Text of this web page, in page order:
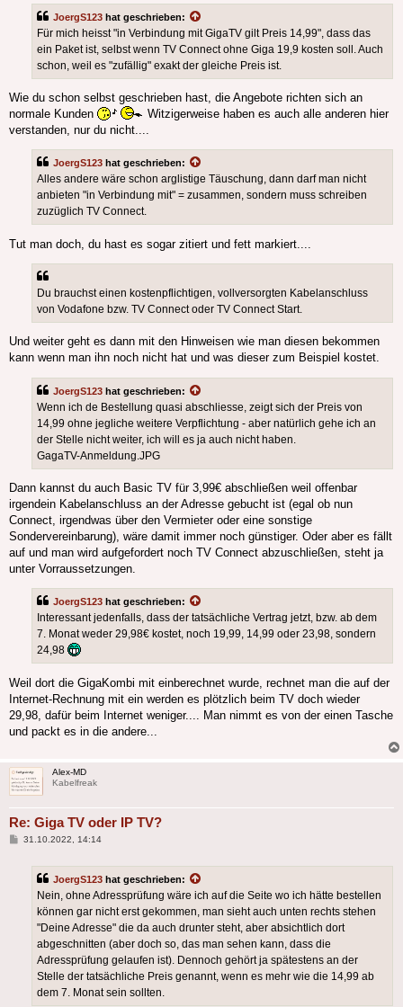
JoergS123 hat geschrieben:
Für mich heisst "in Verbindung mit GigaTV gilt Preis 14,99", dass das
ein Paket ist, selbst wenn TV Connect ohne Giga 19,9 kosten soll. Auch
schon, weil es "zufällig" exakt der gleiche Preis ist.
Wie du schon selbst geschrieben hast, die Angebote richten sich an
normale Kunden
Witzigerweise haben es auch alle anderen hier
verstanden, nur du nicht....
JoergS123 hat geschrieben:
Alles andere wäre schon arglistige Täuschung, dann darf man nicht
anbieten "in Verbindung mit" = zusammen, sondern muss schreiben
zuzüglich TV Connect.
Tut man doch, du hast es sogar zitiert und fett markiert....
Du brauchst einen kostenpflichtigen, vollversorgten Kabelanschluss
von Vodafone bzw. TV Connect oder TV Connect Start.
Und weiter geht es dann mit den Hinweisen wie man diesen bekommen
kann wenn man ihn noch nicht hat und was dieser zum Beispiel kostet.
JoergS123 hat geschrieben:
Wenn ich de Bestellung quasi abschliesse, zeigt sich der Preis von
14,99 ohne jegliche weitere Verpflichtung - aber natürlich gehe ich an
der Stelle nicht weiter, ich will es ja auch nicht haben.
GagaTV-Anmeldung.JPG
Dann kannst du auch Basic TV für 3,99€ abschließen weil offenbar
irgendein Kabelanschluss an der Adresse gebucht ist (egal ob nun
Connect, irgendwas über den Vermieter oder eine sonstige
Sondervereinbarung), wäre damit immer noch günstiger. Oder aber es fällt
auf und man wird aufgefordert noch TV Connect abzuschließen, steht ja
unter Vorraussetzungen.
JoergS123 hat geschrieben:
Interessant jedenfalls, dass der tatsächliche Vertrag jetzt, bzw. ab dem
7. Monat weder 29,98€ kostet, noch 19,99, 14,99 oder 23,98, sondern
24,98
Weil dort die GigaKombi mit einberechnet wurde, rechnet man die auf der
Internet-Rechnung mit ein werden es plötzlich beim TV doch wieder
29,98, dafür beim Internet weniger.... Man nimmt es von der einen Tasche
und packt es in die andere...
Alex-MD
Kabelfreak
Re: Giga TV oder IP TV?
Beitrag
31.10.2022, 14:14
JoergS123 hat geschrieben:
Nein, ohne Adressprüfung wäre ich auf die Seite wo ich hätte bestellen
können gar nicht erst gekommen, man sieht auch unten rechts stehen
"Deine Adresse" die da auch drunter steht, aber absichtlich dort
abgeschnitten (aber doch so, das man sehen kann, dass die
Adressprüfung gelaufen ist). Dennoch gehört ja spätestens an der
Stelle der tatsächliche Preis genannt, wenn es mehr wie die 14,99 ab
dem 7. Monat sein sollten.